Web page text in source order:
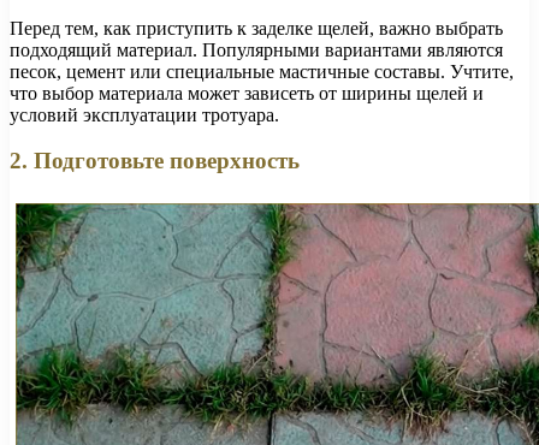
Перед тем, как приступить к заделке щелей, важно выбрать
подходящий материал. Популярными вариантами являются
песок, цемент или специальные мастичные составы. Учтите,
что выбор материала может зависеть от ширины щелей и
условий эксплуатации тротуара.
2. Подготовьте поверхность